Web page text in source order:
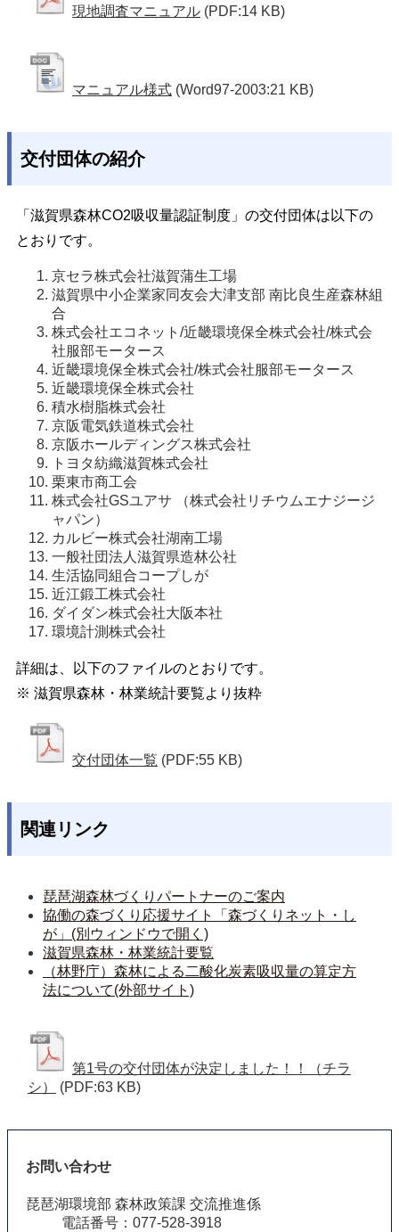
現地調査マニュアル (PDF:14 KB)
マニュアル様式 (Word97-2003:21 KB)
交付団体の紹介
「滋賀県森林CO2吸収量認証制度」の交付団体は以下の
とおりです。
京セラ株式会社滋賀蒲生工場
滋賀県中小企業家同友会大津支部 南比良生産森林組
合
株式会社エコネット/近畿環境保全株式会社/株式会
社服部モータース
近畿環境保全株式会社/株式会社服部モータース
近畿環境保全株式会社
積水樹脂株式会社
京阪電気鉄道株式会社
京阪ホールディングス株式会社
トヨタ紡織滋賀株式会社
栗東市商工会
株式会社GSユアサ （株式会社リチウムエナジージ
ャパン）
カルビー株式会社湖南工場
一般社団法人滋賀県造林公社
生活協同組合コープしが
近江鍛工株式会社
ダイダン株式会社大阪本社
環境計測株式会社
詳細は、以下のファイルのとおりです。
※ 滋賀県森林・林業統計要覧より抜粋
交付団体一覧 (PDF:55 KB)
関連リンク
琵琶湖森林づくりパートナーのご案内
協働の森づくり応援サイト「森づくりネット・し
が」(別ウィンドウで開く)
滋賀県森林・林業統計要覧
（林野庁）森林による二酸化炭素吸収量の算定方
法について(外部サイト)
第1号の交付団体が決定しました！！（チラ
シ）
(PDF:63 KB)
お問い合わせ
琵琶湖環境部 森林政策課 交流推進係
電話番号：077-528-3918